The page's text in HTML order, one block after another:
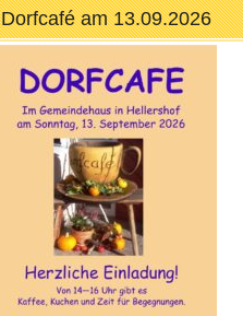
Dorfcafé am 13.09.2026